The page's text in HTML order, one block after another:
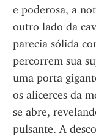
e poderosa, a
outro lado da
parecia sólida
percorrem sua
uma porta
os alicerces da
se abre,
pulsante. A